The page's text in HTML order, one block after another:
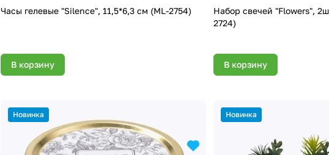
Часы гелевые "Silence", 11,5*6,3 см (ML-2754)
В корзину
Набор свечей "Flowers",
2724)
В корзину
Новинка Новинка